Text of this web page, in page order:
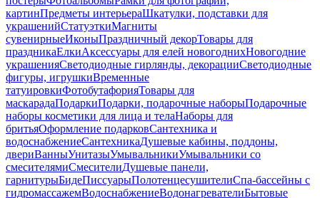
картинПредметы интерьераШкатулки, подставки для
украшенийСтатуэткиМагниты
сувенирныеИконыПраздничный декорТовары для
праздникаЕлкиАксессуары для елей новогоднихНовогодние
украшенияСветодиодные гирлянды, декорацииСветодиодные
фигуры, игрушкиВременные
татуировкиФотобутафорияТовары для
маскарадаПодаркиПодарки, подарочные наборыПодарочные
наборы косметики для лица и телаНаборы для
бритьяОформление подарковСантехника и
водоснабжениеСантехникаДушевые кабины, поддоны,
двериВанныУнитазыУмывальникиУмывальники со
смесителямиСмесителиДушевые панели,
гарнитурыБидеПиссуарыПолотенцесушителиСпа-бассейны с
гидромассажемВодоснабжениеВодонагревателиБытовые